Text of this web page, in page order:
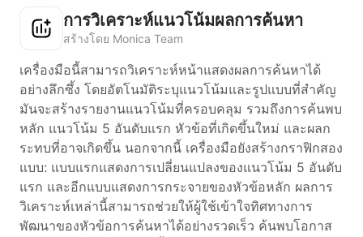
การวิเคราะห์แนวโน้มผลการค้นหา
สร้างโดย Monica Team
เครื่องมือนี้สามารถวิเคราะห์หน้าแสดงผลการค้นหาได้
อย่างลึกซึ้ง โดยอัตโนมัติระบุแนวโน้มและรูปแบบที่สำคัญ
มันจะสร้างรายงานแนวโน้มที่ครอบคลุม รวมถึงการค้นพบ
หลัก แนวโน้ม 5 อันดับแรก หัวข้อที่เกิดขึ้นใหม่ และผลก
ระทบที่อาจเกิดขึ้น นอกจากนี้ เครื่องมือยังสร้างกราฟิกสอง
แบบ: แบบแรกแสดงการเปลี่ยนแปลงของแนวโน้ม 5 อันดับ
แรก และอีกแบบแสดงการกระจายของหัวข้อหลัก ผลการ
วิเคราะห์เหล่านี้สามารถช่วยให้ผู้ใช้เข้าใจทิศทางการ
พัฒนาของหัวข้อการค้นหาได้อย่างรวดเร็ว ค้นพบโอกาส